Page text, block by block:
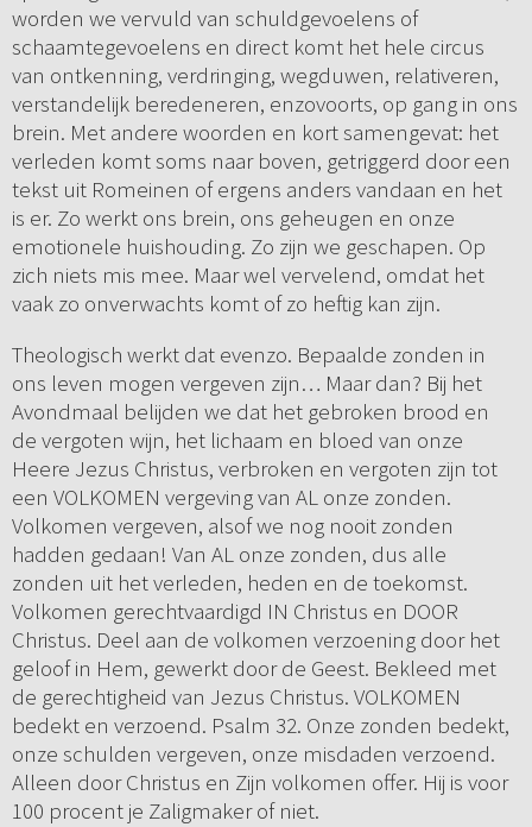
worden we vervuld van schuldgevoelens of
schaamtegevoelens en direct komt het hele circus
van ontkenning, verdringing, wegduwen, relativeren,
verstandelijk beredeneren, enzovoorts, op gang in ons
brein. Met andere woorden en kort samengevat: het
verleden komt soms naar boven, getriggerd door een
tekst uit Romeinen of ergens anders vandaan en het
is er. Zo werkt ons brein, ons geheugen en onze
emotionele huishouding. Zo zijn we geschapen. Op
zich niets mis mee. Maar wel vervelend, omdat het
vaak zo onverwachts komt of zo heftig kan zijn.
Theologisch werkt dat evenzo. Bepaalde zonden in
ons leven mogen vergeven zijn… Maar dan? Bij het
Avondmaal belijden we dat het gebroken brood en
de vergoten wijn, het lichaam en bloed van onze
Heere Jezus Christus, verbroken en vergoten zijn tot
een VOLKOMEN vergeving van AL onze zonden.
Volkomen vergeven, alsof we nog nooit zonden
hadden gedaan! Van AL onze zonden, dus alle
zonden uit het verleden, heden en de toekomst.
Volkomen gerechtvaardigd IN Christus en DOOR
Christus. Deel aan de volkomen verzoening door het
geloof in Hem, gewerkt door de Geest. Bekleed met
de gerechtigheid van Jezus Christus. VOLKOMEN
bedekt en verzoend. Psalm 32. Onze zonden bedekt,
onze schulden vergeven, onze misdaden verzoend.
Alleen door Christus en Zijn volkomen offer. Hij is voor
100 procent je Zaligmaker of niet.